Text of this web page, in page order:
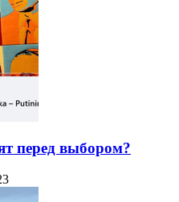
перед выбором?